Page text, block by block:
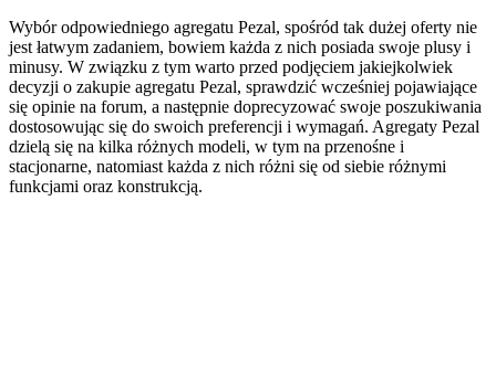
Wybór odpowiedniego agregatu Pezal, spośród tak dużej oferty nie
jest łatwym zadaniem, bowiem każda z nich posiada swoje plusy i
minusy. W związku z tym warto przed podjęciem jakiejkolwiek
decyzji o zakupie agregatu Pezal, sprawdzić wcześniej pojawiające
się opinie na forum, a następnie doprecyzować swoje poszukiwania
dostosowując się do swoich preferencji i wymagań. Agregaty Pezal
dzielą się na kilka różnych modeli, w tym na przenośne i
stacjonarne, natomiast każda z nich różni się od siebie różnymi
funkcjami oraz konstrukcją.